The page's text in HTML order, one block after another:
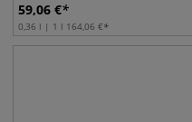
59,06 €
0,36 l | 1 l 164,06 €